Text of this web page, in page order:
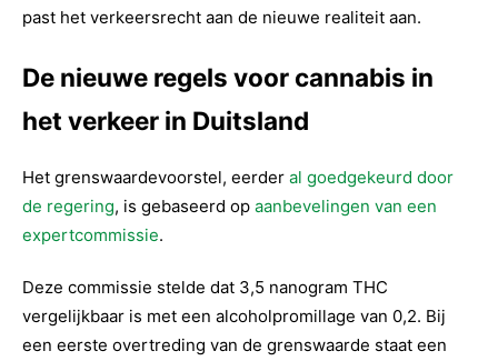
past het verkeersrecht aan de nieuwe realiteit aan.
De nieuwe regels voor cannabis in
het verkeer in Duitsland
Het grenswaardevoorstel, eerder al goedgekeurd door
de regering, is gebaseerd op aanbevelingen van een
expertcommissie.
Deze commissie stelde dat 3,5 nanogram THC
vergelijkbaar is met een alcoholpromillage van 0,2. Bij
een eerste overtreding van de grenswaarde staat een